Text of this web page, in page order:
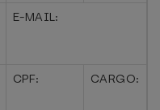
E-MAIL:
CPF: CARGO: